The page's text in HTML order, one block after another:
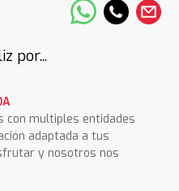
por...
con multiples entidades
adaptada a tus
y nosotros nos